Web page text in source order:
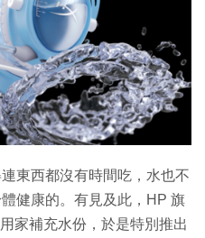
東西都沒有時間吃，水也不
健康的。有見及此，HP 旗
家補充水份，於是特別推出